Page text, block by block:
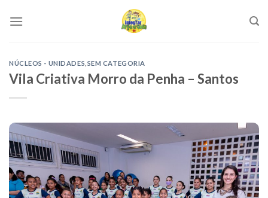
NÚCLEOS - UNIDADES SEM CATEGORIA
Vila Criativa Morro da Penha – Santos